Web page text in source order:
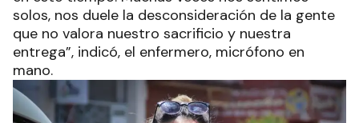
solos, nos duele la desconsideración de la gente
que no valora nuestro sacrificio y nuestra
entrega”, indicó, el enfermero, micrófono en
mano.